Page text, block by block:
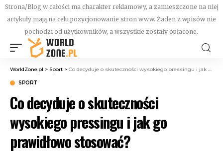
Strona/Blog w całości ma charakter reklamowy, a zamieszczone na niej
artykuły mają na celu pozycjonowanie stron www. Żaden z wpisów nie
pochodzi od użytkowników, a wszystkie zostały opłacone.
WorldZone.pl > Sport > Co decyduje o skuteczności wysokiego pressingu i jak go prawidłowo stosować?
SPORT
Co decyduje o skuteczności
wysokiego pressingu i jak go
prawidłowo stosować?